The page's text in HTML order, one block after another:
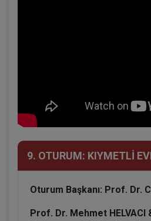
9. OTURUM: KIYMETLİ
Oturum Başkanı: Prof. Dr.
Prof. Dr. Mehmet HELVACI